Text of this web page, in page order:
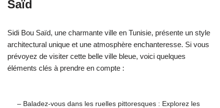
Saïd
Sidi Bou Saïd, une charmante ville en Tunisie, présente un style
architectural unique et une atmosphère enchanteresse. Si vous
prévoyez de visiter cette belle ville bleue, voici quelques
éléments clés à prendre en compte :
– Baladez-vous dans les ruelles pittoresques : Explorez les